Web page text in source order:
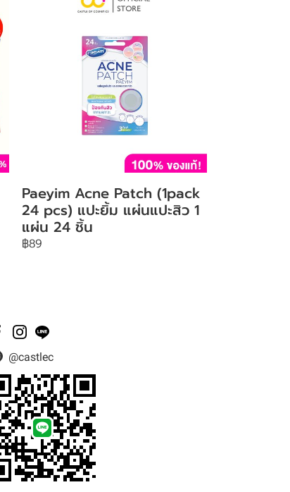
Paeyim Acne Patch (1pack
24 pcs) แปะยิ้ม แผ่นแปะสิว 1
แผ่น 24 ชิ้น
฿89
@castlec